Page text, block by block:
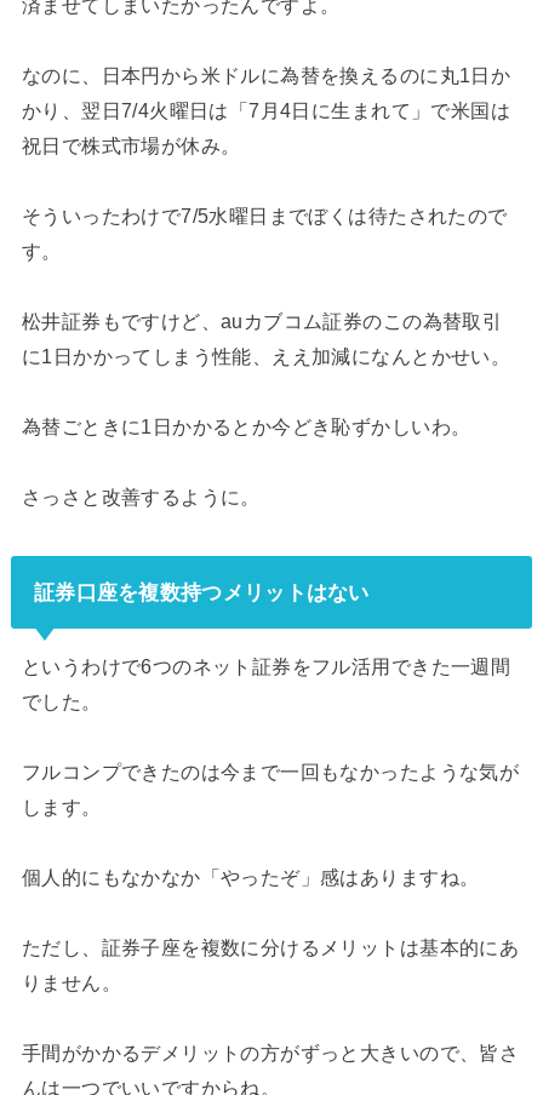
済ませてしまいたかったんですよ。
なのに、日本円から米ドルに為替を換えるのに丸1日か
かり、翌日7/4火曜日は「7月4日に生まれて」で米国は
祝日で株式市場が休み。
そういったわけで7/5水曜日までぼくは待たされたので
す。
松井証券もですけど、auカブコム証券のこの為替取引
に1日かかってしまう性能、ええ加減になんとかせい。
為替ごときに1日かかるとか今どき恥ずかしいわ。
さっさと改善するように。
証券口座を複数持つメリットはない
というわけで6つのネット証券をフル活用できた一週間
でした。
フルコンプできたのは今まで一回もなかったような気が
します。
個人的にもなかなか「やったぞ」感はありますね。
ただし、証券子座を複数に分けるメリットは基本的にあ
りません。
手間がかかるデメリットの方がずっと大きいので、皆さ
んは一つでいいですからね。